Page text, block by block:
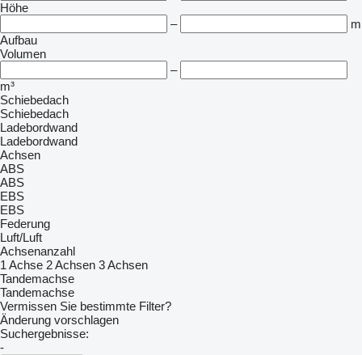
Höhe
–
m
Aufbau
Volumen
–
m³
Schiebedach
Schiebedach
Ladebordwand
Ladebordwand
Achsen
ABS
ABS
EBS
EBS
Federung
Luft/Luft
Achsenanzahl
1 Achse 2 Achsen 3 Achsen
Tandemachse
Tandemachse
Vermissen Sie bestimmte Filter?
Änderung vorschlagen
Suchergebnisse:
-